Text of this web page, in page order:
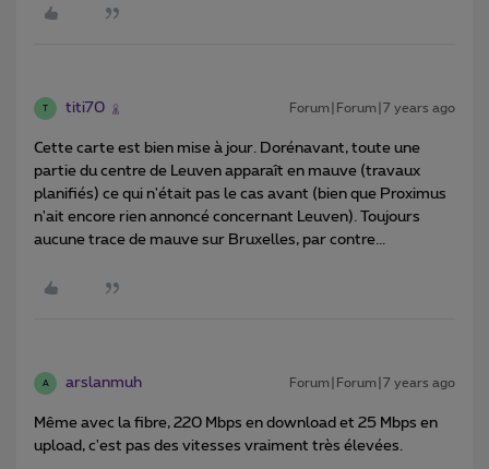
T titi70 Forum|Forum|7 years ago
Cette carte est bien mise à jour. Dorénavant, toute une
partie du centre de Leuven apparaît en mauve (travaux
planifiés) ce qui n'était pas le cas avant (bien que Proximus
n'ait encore rien annoncé concernant Leuven). Toujours
aucune trace de mauve sur Bruxelles, par contre...
A arslanmuh Forum|Forum|7 years ago
Même avec la fibre, 220 Mbps en download et 25 Mbps en
upload, c'est pas des vitesses vraiment très élevées.